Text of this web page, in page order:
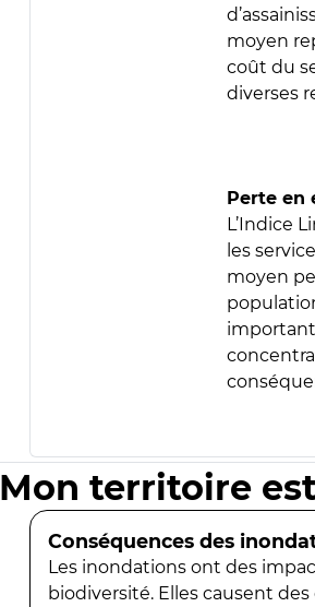
moyen
coût du
diverses
Perte en
L’Indice
les
moyen
Mon territoire
Conséquences des
Les inondations ont des
biodiversité. Elles causent